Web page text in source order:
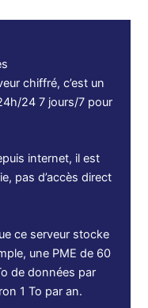
chiffré, c’est un
24 7 jours/7 pour
internet, il est
pas d’accès direct
ce serveur stocke
une PME de 60
de données par
1 To par an.